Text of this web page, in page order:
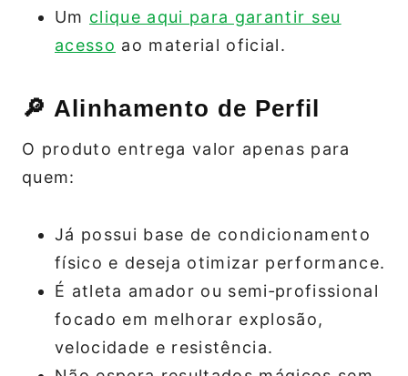
Um clique aqui para garantir seu
acesso ao material oficial.
🔎 Alinhamento de Perfil
O produto entrega valor apenas para
quem:
Já possui base de condicionamento
físico e deseja otimizar performance.
É atleta amador ou semi‑profissional
focado em melhorar explosão,
velocidade e resistência.